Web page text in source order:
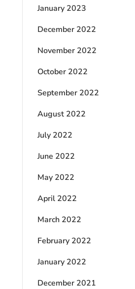
January 2023
December 2022
November 2022
October 2022
September 2022
August 2022
July 2022
June 2022
May 2022
April 2022
March 2022
February 2022
January 2022
December 2021